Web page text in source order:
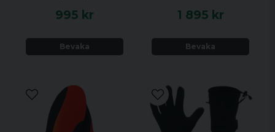
995 kr
Bevaka
1 895 kr
Bevaka